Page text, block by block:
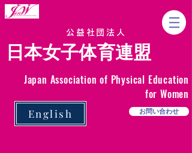
公益社団法人
日本女子体育連盟
Japan Association of Physical Education
for Women
English お問い合わせ